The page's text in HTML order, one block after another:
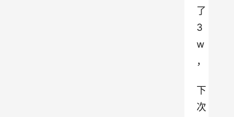
了
3
w
，
下
次